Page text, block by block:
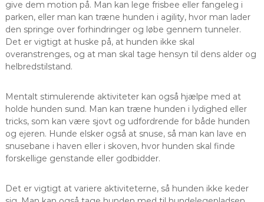
give dem motion på. Man kan lege frisbee eller fangeleg i
parken, eller man kan træne hunden i agility, hvor man lader
den springe over forhindringer og løbe gennem tunneler.
Det er vigtigt at huske på, at hunden ikke skal
overanstrenges, og at man skal tage hensyn til dens alder og
helbredstilstand.
Mentalt stimulerende aktiviteter kan også hjælpe med at
holde hunden sund. Man kan træne hunden i lydighed eller
tricks, som kan være sjovt og udfordrende for både hunden
og ejeren. Hunde elsker også at snuse, så man kan lave en
snusebane i haven eller i skoven, hvor hunden skal finde
forskellige genstande eller godbidder.
Det er vigtigt at variere aktiviteterne, så hunden ikke keder